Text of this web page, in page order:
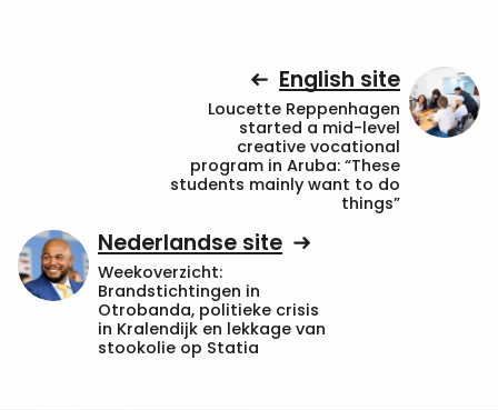
English site
Loucette Reppenhagen
started a mid-level
creative vocational
program in Aruba: “These
students mainly want to do
things”
Nederlandse site
Weekoverzicht:
Brandstichtingen in
Otrobanda, politieke crisis
in Kralendijk en lekkage van
stookolie op Statia